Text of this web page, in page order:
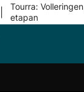
Tourra:
etapan